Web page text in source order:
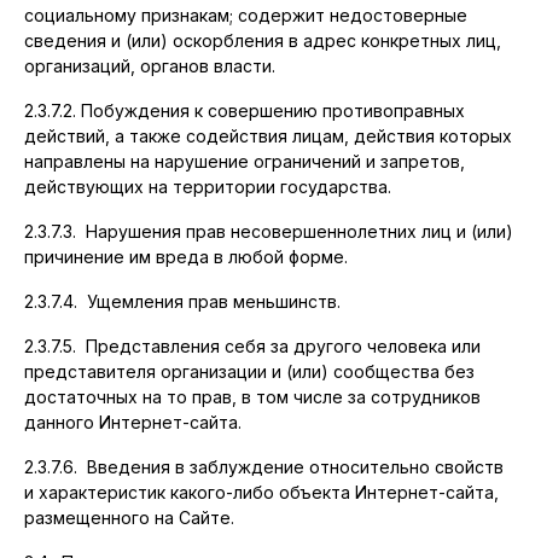
социальному признакам; содержит недостоверные
сведения и (или) оскорбления в адрес конкретных лиц,
организаций, органов власти.
2.3.7.2. Побуждения к совершению противоправных
действий, а также содействия лицам, действия которых
направлены на нарушение ограничений и запретов,
действующих на территории государства.
2.3.7.3. Нарушения прав несовершеннолетних лиц и (или)
причинение им вреда в любой форме.
2.3.7.4. Ущемления прав меньшинств.
2.3.7.5. Представления себя за другого человека или
представителя организации и (или) сообщества без
достаточных на то прав, в том числе за сотрудников
данного Интернет-сайта.
2.3.7.6. Введения в заблуждение относительно свойств
и характеристик какого-либо объекта Интернет-сайта,
размещенного на Сайте.